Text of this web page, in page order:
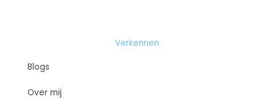
Verkennen
Blogs
Over mij